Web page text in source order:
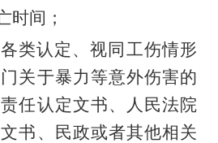
时间 ；
各类认定、视同工伤情形
关于暴力等意外伤害的
任认定文书、人民法院
书、民政或者其他相关